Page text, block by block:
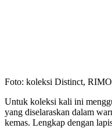
Foto: koleksi Distinct,
Untuk koleksi kali ini
yang diselaraskan dalam
kemas. Lengkap dengan